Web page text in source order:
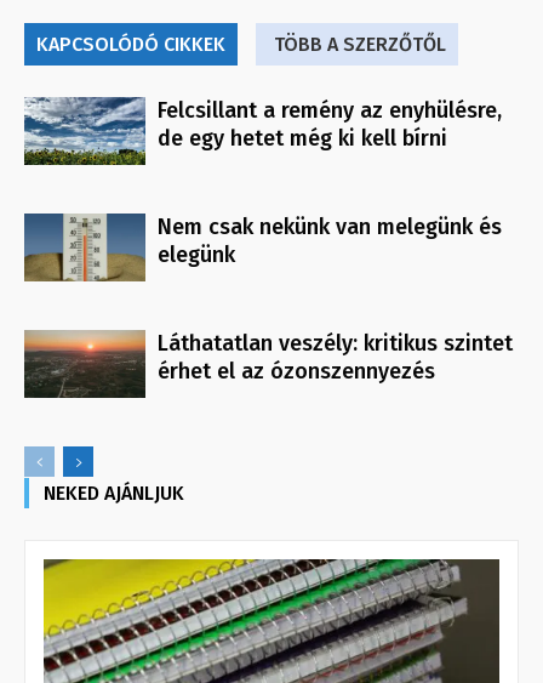
KAPCSOLÓDÓ CIKKEK TÖBB A SZERZŐTŐL
Felcsillant a remény az enyhülésre,
de egy hetet még ki kell bírni
Nem csak nekünk van melegünk és
elegünk
Láthatatlan veszély: kritikus szintet
érhet el az ózonszennyezés
NEKED AJÁNLJUK